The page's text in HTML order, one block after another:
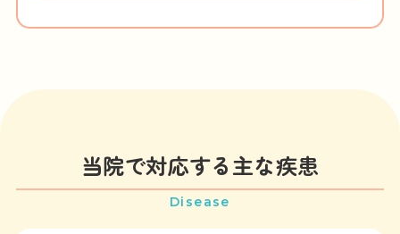
当院で対応する主な疾患
Disease